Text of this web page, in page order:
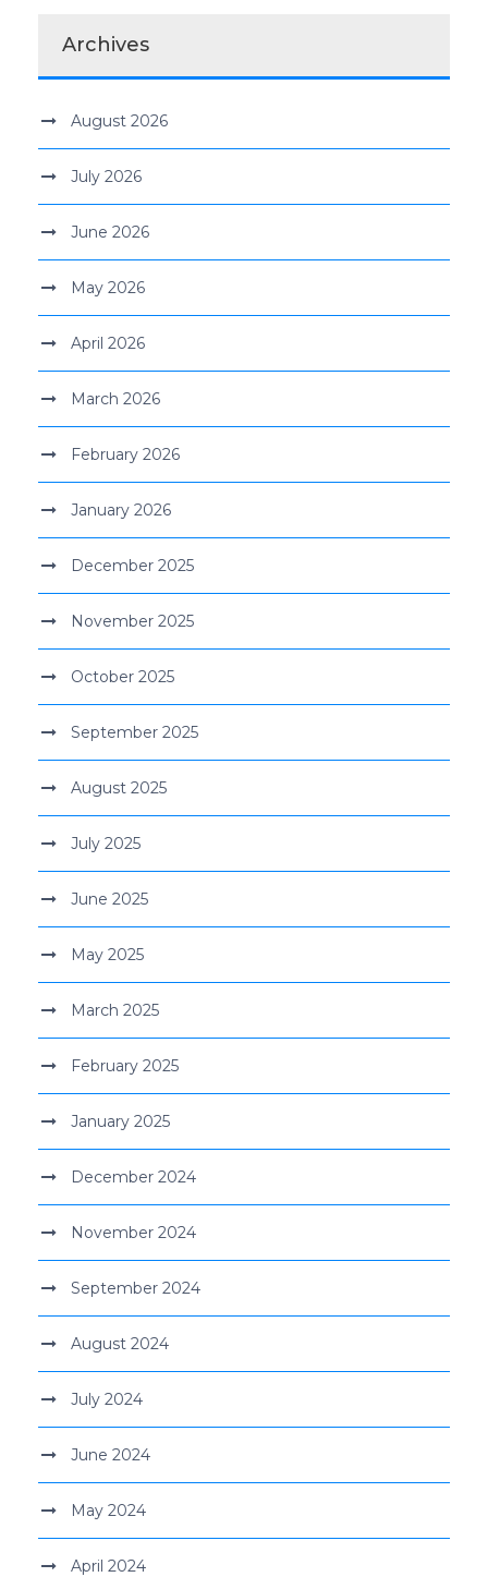
Archives
August 2026
July 2026
June 2026
May 2026
April 2026
March 2026
February 2026
January 2026
December 2025
November 2025
October 2025
September 2025
August 2025
July 2025
June 2025
May 2025
March 2025
February 2025
January 2025
December 2024
November 2024
September 2024
August 2024
July 2024
June 2024
May 2024
April 2024